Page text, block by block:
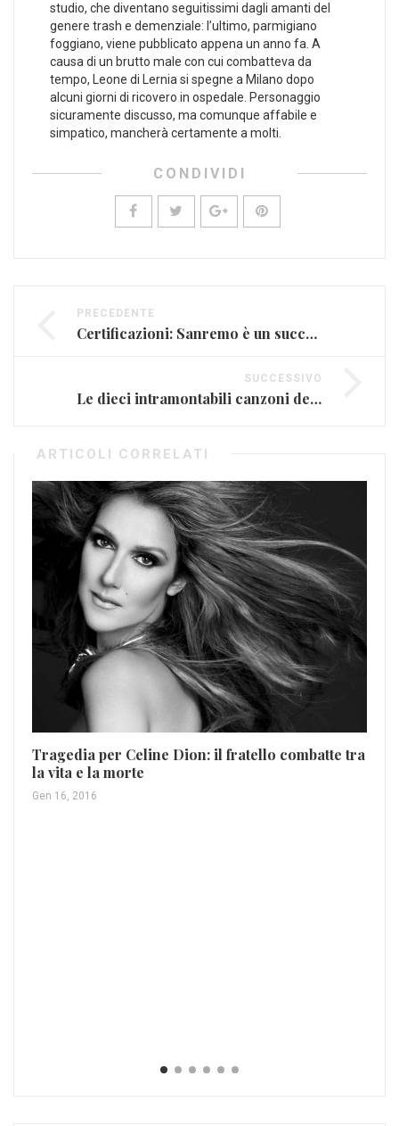
studio, che diventano seguitissimi dagli amanti del
genere trash e demenziale: l’ultimo, parmigiano
foggiano, viene pubblicato appena un anno fa. A
causa di un brutto male con cui combatteva da
tempo, Leone di Lernia si spegne a Milano dopo
alcuni giorni di ricovero in ospedale. Personaggio
sicuramente discusso, ma comunque affabile e
simpatico, mancherà certamente a molti.
CONDIVIDI
PRECEDENTE
Certificazioni: Sanremo è un successo anche commerciale
SUCCESSIVO
Le dieci intramontabili canzoni dei Pooh
ARTICOLI CORRELATI
Tragedia per Celine Dion: il fratello combatte tra
la vita e la morte
Gen 16, 2016